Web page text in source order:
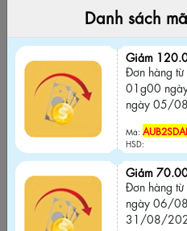
Thêm vào yêu thích
Giảm
Đơn hàng từ
ngày 05/08/
05/08/2026
Mã:
HSD:
Giảm
Đơn hàng từ
ngày 06/08/
31/08/2026
Danh sách
Giảm
Đơn hàng
01g00
ngày 05/
Mã:
HSD:
Giảm
Đơn hàng
ngày 06/
31/08/